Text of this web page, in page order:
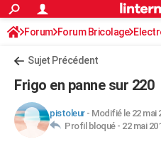
ACTUALITÉS
Politique
Société
Faits Divers
Education
Monde
Villes
+
FINANCE
Retraite
Impôts
Epargne
Immobilier
Risques naturels par ville
Banque
Assurance
Crédit
AUTO
Forum Forum Bricolage
Sujet Précédent
Frigo en panne sur 220
pistoleur- Modifié le 22 mai
Profil bloqué - 22 mai